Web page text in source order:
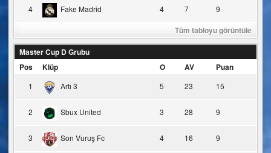
4 Fake Madrid 4 7 9
Tüm tabloyu görüntüle
Master Cup D Grubu
Pos
Klüp O AV Puan
1 Artı 3 5 23 15
2 Sbux United 3 28 9
3 Son Vuruş Fc 4 16 9